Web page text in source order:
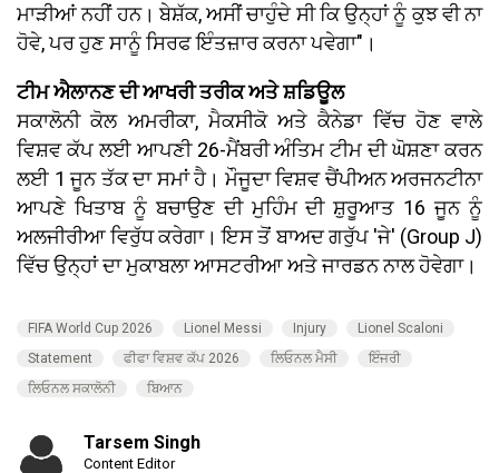
ਮਾੜੀਆਂ ਨਹੀਂ ਹਨ। ਬੇਸ਼ੱਕ, ਅਸੀਂ ਚਾਹੁੰਦੇ ਸੀ ਕਿ ਉਨ੍ਹਾਂ ਨੂੰ ਕੁਝ ਵੀ ਨਾ
ਹੋਵੇ, ਪਰ ਹੁਣ ਸਾਨੂੰ ਸਿਰਫ ਇੰਤਜ਼ਾਰ ਕਰਨਾ ਪਵੇਗਾ"।
ਟੀਮ ਐਲਾਨਣ ਦੀ ਆਖਰੀ ਤਰੀਕ ਅਤੇ ਸ਼ਡਿਊਲ
ਸਕਾਲੋਨੀ ਕੋਲ ਅਮਰੀਕਾ, ਮੈਕਸੀਕੋ ਅਤੇ ਕੈਨੇਡਾ ਵਿੱਚ ਹੋਣ ਵਾਲੇ
ਵਿਸ਼ਵ ਕੱਪ ਲਈ ਆਪਣੀ 26-ਮੈਂਬਰੀ ਅੰਤਿਮ ਟੀਮ ਦੀ ਘੋਸ਼ਣਾ ਕਰਨ
ਲਈ 1 ਜੂਨ ਤੱਕ ਦਾ ਸਮਾਂ ਹੈ। ਮੌਜੂਦਾ ਵਿਸ਼ਵ ਚੈਂਪੀਅਨ ਅਰਜਨਟੀਨਾ
ਆਪਣੇ ਖਿਤਾਬ ਨੂੰ ਬਚਾਉਣ ਦੀ ਮੁਹਿੰਮ ਦੀ ਸ਼ੁਰੂਆਤ 16 ਜੂਨ ਨੂੰ
ਅਲਜੀਰੀਆ ਵਿਰੁੱਧ ਕਰੇਗਾ। ਇਸ ਤੋਂ ਬਾਅਦ ਗਰੁੱਪ 'ਜੇ' (Group J)
ਵਿੱਚ ਉਨ੍ਹਾਂ ਦਾ ਮੁਕਾਬਲਾ ਆਸਟਰੀਆ ਅਤੇ ਜਾਰਡਨ ਨਾਲ ਹੋਵੇਗਾ।
FIFA World Cup 2026 Lionel Messi Injury
Lionel Scaloni
Statement
ਫੀਫਾ ਵਿਸ਼ਵ ਕੱਪ 2026 ਲਿਓਨਲ ਮੈਸੀ
ਇੰਜਰੀ
ਲਿਓਨਲ ਸਕਾਲੋਨੀ
ਬਿਆਨ
Tarsem Singh
Content Editor